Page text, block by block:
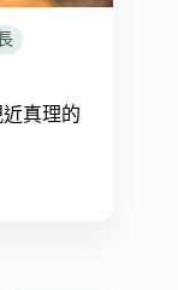
真理的